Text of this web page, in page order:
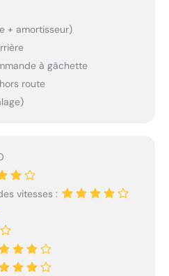
+ amortisseur)
à gâchette
route
vitesses :